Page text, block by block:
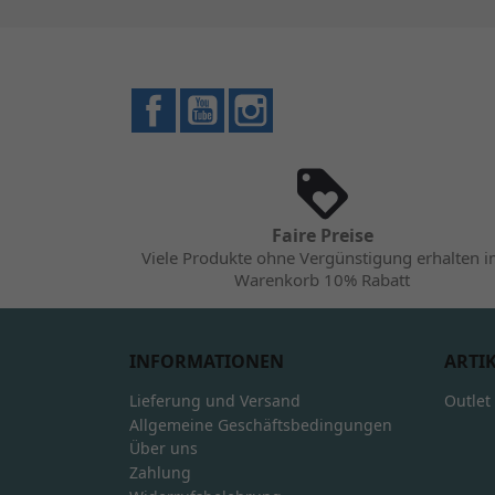
FacebookYouTube
Faire Preise
Viele Produkte ohne Vergünstigung erhalten
Warenkorb 10% Rabatt
INFORMATIONEN
Lieferung und Versand
Allgemeine Geschäftsbedingungen
Über uns
Zahlung
Outlet